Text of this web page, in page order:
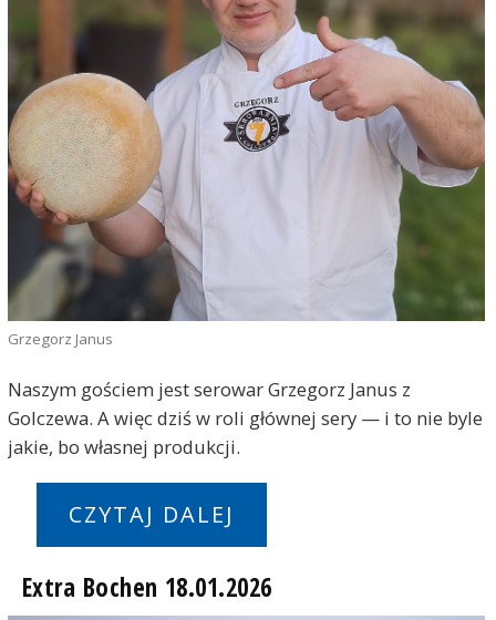
Grzegorz Janus
Naszym gościem jest serowar Grzegorz Janus z
Golczewa. A więc dziś w roli głównej sery — i to nie byle
jakie, bo własnej produkcji.
CZYTAJ DALEJ
Extra Bochen 18.01.2026